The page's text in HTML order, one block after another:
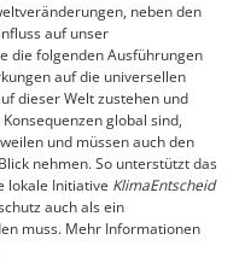
neben den
auf unser
die folgenden Ausführungen
auf die universellen
dieser Welt zustehen und
global sind,
und müssen auch den
nehmen. So unterstützt das
lokale Initiative KlimaEntscheid
auch als ein
muss. Mehr Informationen